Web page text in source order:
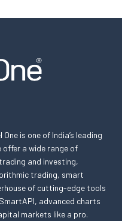
is one of India’s leading
offer a wide range of
and investing,
trading, smart
of cutting-edge tools
advanced charts
markets like a pro.